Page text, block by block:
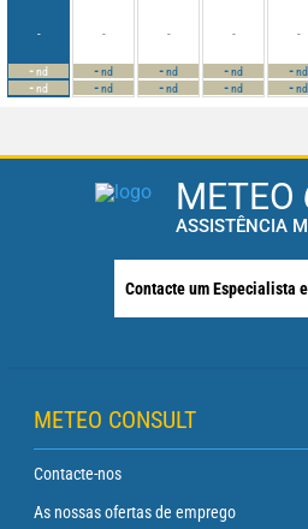
-
-nd
-nd
-
-nd
-nd
-
-nd
-nd
-
-nd
-nd
-
-nd
-nd
METEO
ASSISTÊNCIA
Contacte um Especialista
METEO CONSULT
Contacte-nos
As nossas ofertas de emprego